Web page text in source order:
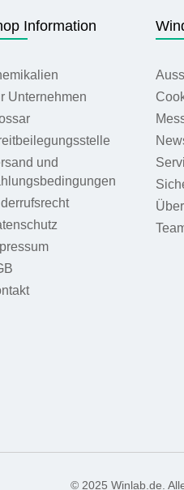
Information
Unternehmen
und
© 2025 Winlab.de.